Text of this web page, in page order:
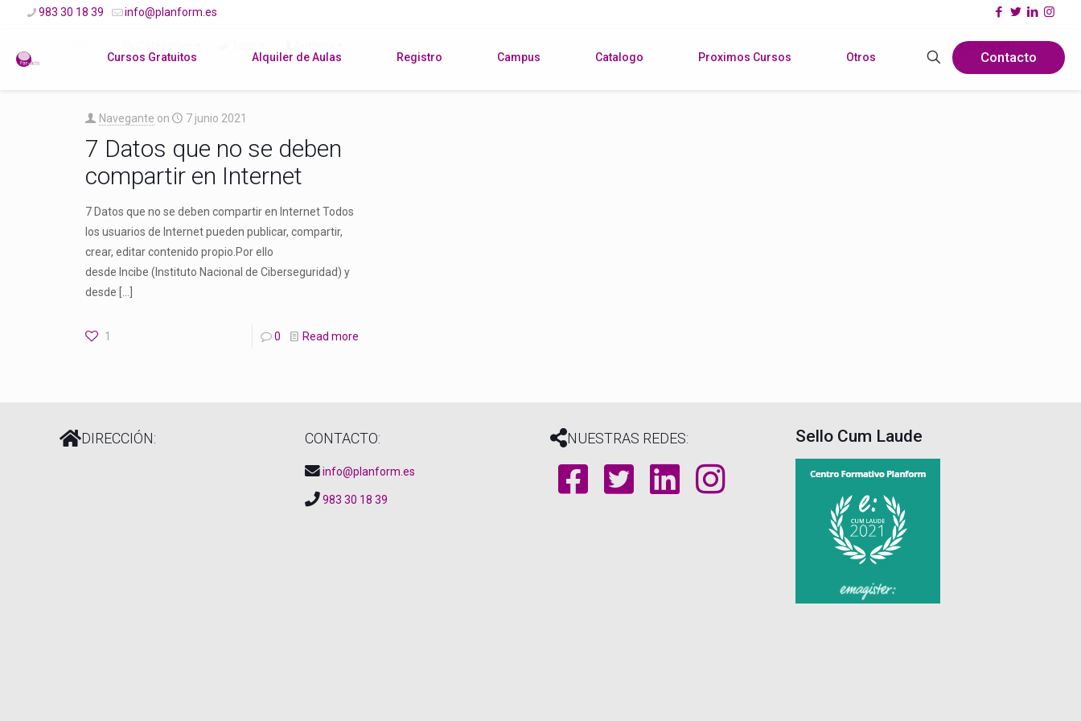
983 30 18 39 info@planform.es
Cursos Gratuitos Alquiler de Aulas Registro Campus Catalogo Proximos Cursos Otros Contacto
Show all
Navegante on 7 junio 2021
7 Datos que no se deben
compartir en Internet
7 Datos que no se deben compartir en Internet Todos
los usuarios de Internet pueden publicar, compartir,
crear, editar contenido propio.Por ello
desde Incibe (Instituto Nacional de Ciberseguridad) y
desde
1 0 Read more
DIRECCIÓN: CONTACTO:
info@planform.es
983 30 18 39
NUESTRAS REDES: Sello Cum Laude